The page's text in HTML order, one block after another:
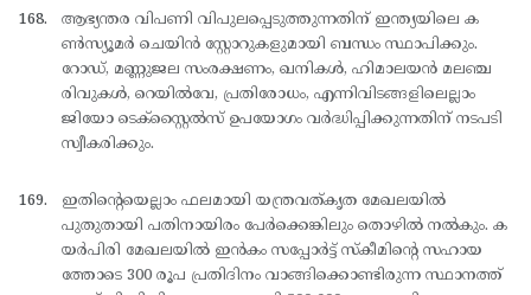
ആഭ്യന്തര വിപണി വിപുലപ്പെടുത്തുന്നതിന് ഇന്ത്യയിലെ ക
ണ്‍സ്യൂമര്‍ ചെയിന്‍ സ്റ്റോറുകളുമായി ബന്ധം സ്ഥാപിക്കും.
റോഡ്, മണ്ണുജല സംരക്ഷണം, ഖനികള്‍, ഹിമാലയന്‍ മലഞ്ച
രിവുകള്‍, റെയില്‍വേ, പ്രതിരോധം, എന്നിവിടങ്ങളിലെല്ലാം
ജിയോ ടെക്സ്റ്റൈല്‍സ് ഉപയോഗം വര്‍ദ്ധിപ്പിക്കുന്നതിന് നടപടി
സ്വീകരിക്കും.
ഇതിന്റെയെല്ലാം ഫലമായി യന്ത്രവത്കൃത മേഖലയില്‍
പുതുതായി പതിനായിരം പേര്‍ക്കെങ്കിലും തൊഴില്‍ നല്‍കും. ക
യര്‍പിരി മേഖലയില്‍ ഇന്‍കം സപ്പോര്‍ട്ട് സ്കീമിന്റെ സഹായ
ത്തോടെ 300 രൂപ പ്രതിദിനം വാങ്ങിക്കൊണ്ടിരുന്ന സ്ഥാനത്ത്